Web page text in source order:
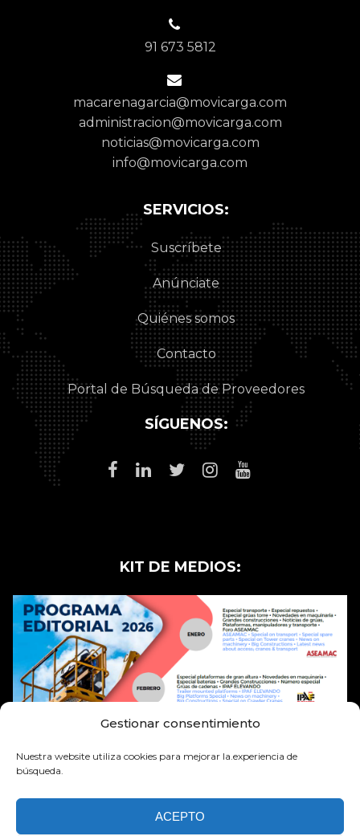
Gestionar consentimiento
Nuestra website utiliza cookies para mejorar la.experiencia de
búsqueda.
ACEPTO
91 673 5812
macarenagarcia@movicarga.com
administracion@movicarga.com
noticias@movicarga.com
info@movicarga.com
SERVICIOS:
Suscríbete
Anúnciate
Quiénes somos
Contacto
Portal de Búsqueda de Proveedores
SÍGUENOS:
KIT DE MEDIOS: